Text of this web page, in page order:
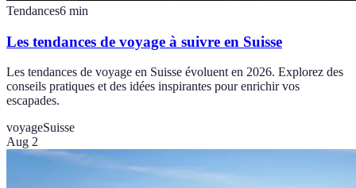
Tendances6 min
Les tendances de voyage à suivre en Suisse
Les tendances de voyage en Suisse évoluent en 2026. Explorez des
conseils pratiques et des idées inspirantes pour enrichir vos
escapades.
voyageSuisse
Aug 2